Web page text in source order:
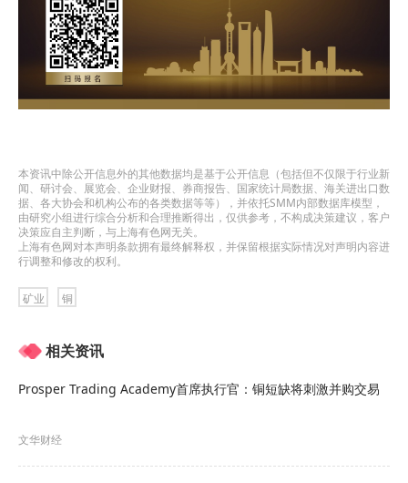
本资讯中除公开信息外的其他数据均是基于公开信息（包括但不仅限于行业新
闻、研讨会、展览会、企业财报、券商报告、国家统计局数据、海关进出口数
据、各大协会和机构公布的各类数据等等），并依托SMM内部数据库模型，
由研究小组进行综合分析和合理推断得出，仅供参考，不构成决策建议，客户
决策应自主判断，与上海有色网无关。
上海有色网对本声明条款拥有最终解释权，并保留根据实际情况对声明内容进
行调整和修改的权利。
矿业 铜
相关资讯
Prosper Trading Academy首席执行官：铜短缺将刺激并购交易
文华财经